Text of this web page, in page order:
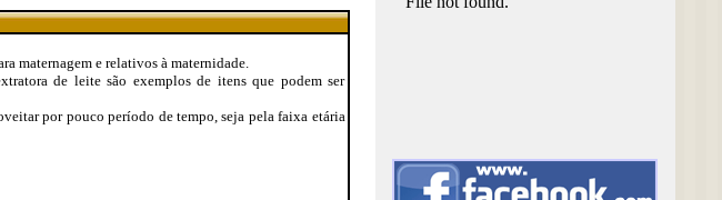
maternagem e relativos à maternidade.
de leite são exemplos de itens que podem ser
por pouco período de tempo, seja pela faixa etária